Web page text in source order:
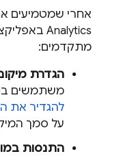
אחרי שמטמיעים
Analytics
מתקדמים:
הגדרת
משתמשים
להגדיר את
על סמך
התנסות